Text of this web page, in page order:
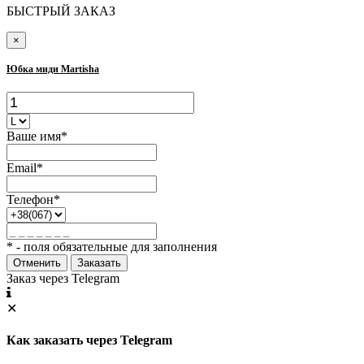
БЫСТРЫЙ ЗАКАЗ
×
Юбка миди Martisha
Ваше имя*
Email*
Телефон*
* - поля обязательные для заполнения
Отменить Заказать
Заказ через Telegram
✕
Как заказать через Telegram